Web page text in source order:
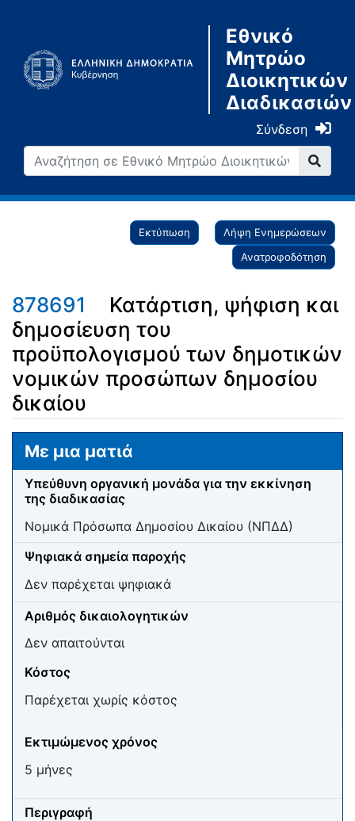
Εθνικό
Μητρώο
Διοικητικών
Διαδικασιών
Σύνδεση
Εκτύπωση
Λήψη Ενημερώσεων
Ανατροφοδότηση
878691
Κατάρτιση, ψήφιση και
δημοσίευση του
προϋπολογισμού των δημοτικών
νομικών προσώπων δημοσίου
δικαίου
Μετάβαση σε: πλοήγηση
Με μια ματιά
Υπεύθυνη οργανική μονάδα για την εκκίνηση
της διαδικασίας
Νομικά Πρόσωπα Δημοσίου Δικαίου (ΝΠΔΔ)
Ψηφιακά σημεία παροχής
Δεν παρέχεται ψηφιακά
Αριθμός δικαιολογητικών
Δεν απαιτούνται
Κόστος
Παρέχεται χωρίς κόστος
Εκτιμώμενος χρόνος
5 μήνες
Περιγραφή